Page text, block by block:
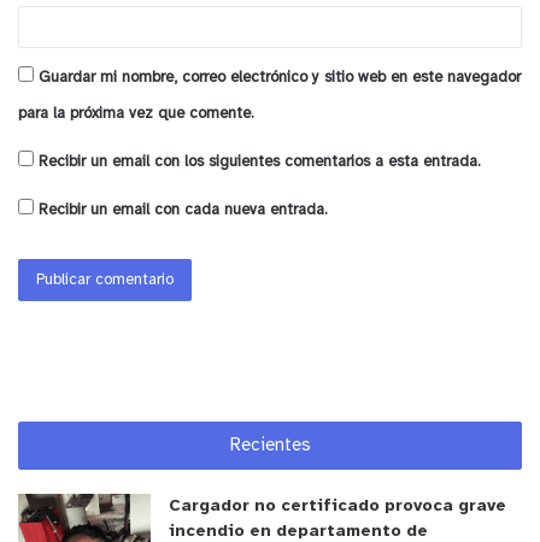
Guardar mi nombre, correo electrónico y sitio web en este navegador
para la próxima vez que comente.
Recibir un email con los siguientes comentarios a esta entrada.
Recibir un email con cada nueva entrada.
Recientes
Cargador no certificado provoca grave
incendio en departamento de